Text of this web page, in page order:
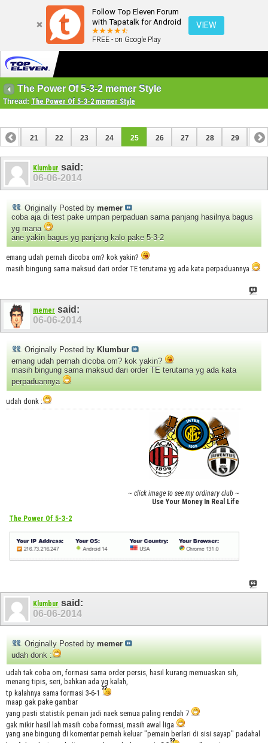
Follow Top Eleven Forum
with Tapatalk for Android
FREE - on Google Play
VIEW
The Power Of 5-3-2 memer Style
Thread: The Power Of 5-3-2 memer Style
20 21 22 23 24 25 26 27 28 29 30
Klumbur said:
06-06-2014
Originally Posted by memer
coba aja di test pake umpan perpaduan sama panjang hasilnya bagus
yg mana
ane yakin bagus yg panjang kalo pake 5-3-2
emang udah pernah dicoba om? kok yakin?
masih bingung sama maksud dari order TE terutama yg ada kata perpaduannya
memer said:
06-06-2014
Originally Posted by Klumbur
emang udah pernah dicoba om? kok yakin?
masih bingung sama maksud dari order TE terutama yg ada kata
perpaduannya
udah donk :
~ click image to see my ordinary club ~
Use Your Money In Real Life
The Power Of 5-3-2
Klumbur said:
06-06-2014
Originally Posted by memer
udah donk :
udah tak coba om, formasi sama order persis, hasil kurang memuaskan sih,
menang tipis, seri, bahkan ada yg kalah,
tp kalahnya sama formasi 3-6-1
maap gak pake gambar
yang pasti statistik pemain jadi naek semua paling rendah 7
gak mikir hasil lah masih coba formasi, masih awal liga
yang ane bingung di komentar pernah keluar "pemain berlari di sisi sayap" padahal